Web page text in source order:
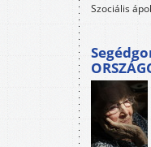
Szociális